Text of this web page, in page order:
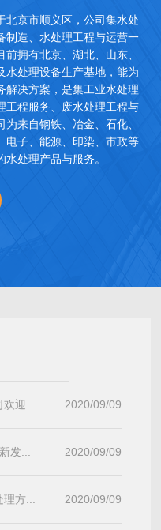
北京市顺义区，公司集水处
制造、水处理工程与运营一
拥有北京、湖北、山东、
水处理设备生产基地，能为
解决方案，是集工业水处理
工程服务、废水处理工程与
来自钢铁、冶金、石化、
电子、能源、印染、市政等
处理产品与服务。
迎... 2020/09/09
发... 2020/09/09
方... 2020/09/09